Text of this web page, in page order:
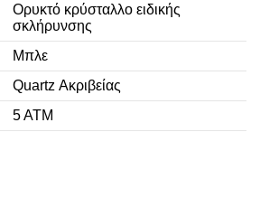
Ορυκτό κρύσταλλο ειδικής
σκλήρυνσης
Μπλε
Quartz Ακριβείας
5 ΑΤΜ